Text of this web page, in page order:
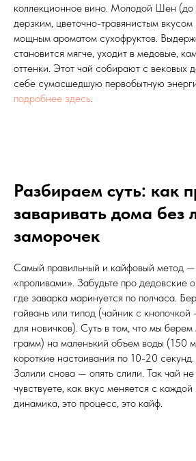
коллекционное вино. Молодой Шен (до
дерзким, цветочно-травянистым
мощным ароматом сухофруктов.
становится мягче, уходит в медовые,
оттенки. Этот чай собирают с вековых
себе сумасшедшую первобытную
подробнее здесь.
Разбираем суть: как
заваривать дома без
заморочек
Самый правильный и кайфовый метод —
«проливами». Забудьте про дедовские
где заварка маринуется по полчаса.
гайвань или типод (чайник с
для новичков). Суть в том, что мы
грамм) на маленький объем воды (150
короткие настаивания по 10-20
Залили снова — опять слили. Так чай не
чувствуете, как вкус меняется с
динамика, это процесс, это кайф.